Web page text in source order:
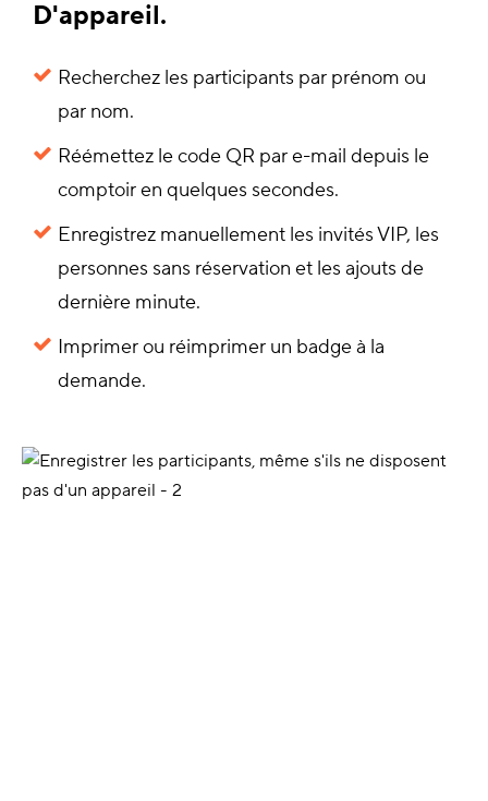
D'appareil.
Recherchez les participants par prénom ou
par nom.
Réémettez le code QR par e-mail depuis le
comptoir en quelques secondes.
Enregistrez manuellement les invités VIP, les
personnes sans réservation et les ajouts de
dernière minute.
Imprimer ou réimprimer un badge à la
demande.